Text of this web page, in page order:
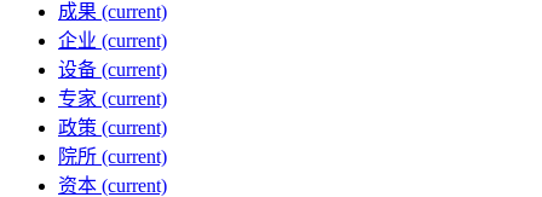
成果 (current)
企业 (current)
设备 (current)
专家 (current)
政策 (current)
院所 (current)
资本 (current)